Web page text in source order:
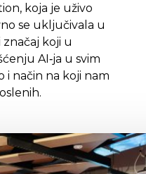
koja je uživo
se uključivala u
koji u
AI‑ja u svim
i način na koji nam